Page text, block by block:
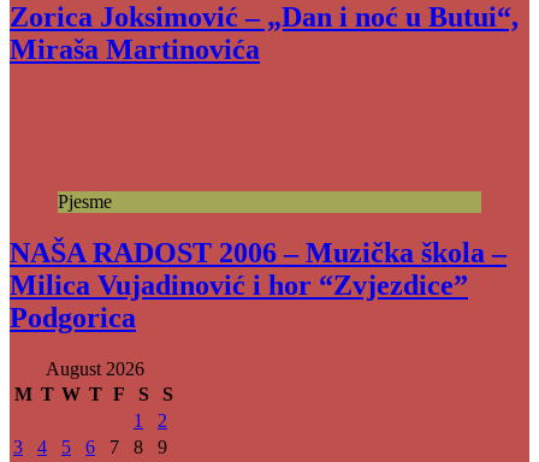
Zorica Joksimović – „Dan i noć u Butui“,
Miraša Martinovića
Pjesme
NAŠA RADOST 2006 – Muzička škola –
Milica Vujadinović i hor “Zvjezdice”
Podgorica
August 2026
M T W T F S
S
1
2
3
4 5 6 7 8
9